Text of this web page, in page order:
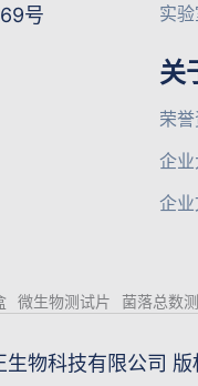
号
实
关
荣
企
企
微生物测试片 菌落总数
物科技有限公司 版